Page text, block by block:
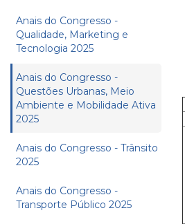
Anais do Congresso -
Qualidade, Marketing e
Tecnologia 2025
Anais do Congresso -
Questões Urbanas, Meio
Ambiente e Mobilidade Ativa
2025
Anais do Congresso - Trânsito
2025
Anais do Congresso -
Transporte Público 2025